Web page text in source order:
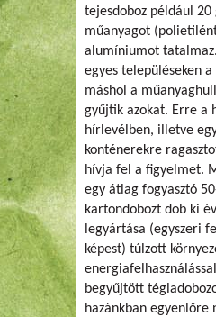
tejesdoboz például
műanyagot
alumíniumot
egyes településeken
máshol a
gyűjtik azokat. Erre a
hírlevélben, illetve
konténerekre
hívja fel a figyelmet.
egy átlag fogyasztó
kartondobozt dob ki
legyártása (egyszeri
képest) túlzott
begyűjtött
hazánkban egyenlőre